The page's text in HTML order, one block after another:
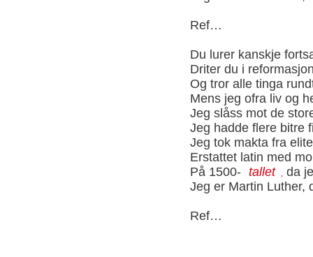
Ref…
Du lurer kanskje
Driter du i
Og tror alle tinga
Mens jeg ofra liv og
Jeg slåss mot de
Jeg hadde flere bitre
Jeg tok makta fra
Erstattet latin med
På 1500- tallet
da
Jeg er Martin Luther,
Ref…